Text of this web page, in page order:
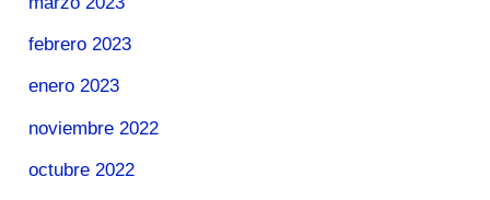
febrero 2023
enero 2023
noviembre 2022
octubre 2022